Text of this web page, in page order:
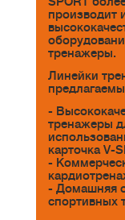
производит
тренажеры.
Линейки
-
тренажеры
карточка V-
-
- Домашняя
спортивных